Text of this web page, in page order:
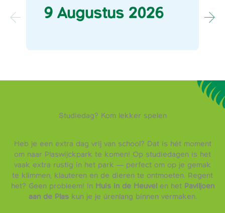
9 Augustus 2026
Studiedag? Kom lekker spelen
Heb je een extra dag vrij van school? Dat is hét moment
om naar Plaswijckpark te komen! Op studiedagen is het
vaak extra rustig in het park — perfect om op je gemak
te klimmen, klauteren en de dieren te ontmoeten. Regent
het? Geen probleem! In Huis in de Heuvelen het Paviljoen
aan de Plaskun je je úrenlang binnen vermaken.